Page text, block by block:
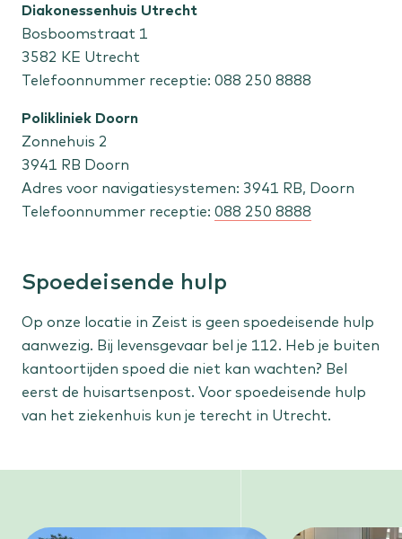
Diakonessenhuis Utrecht
Bosboomstraat 1
3582 KE Utrecht
Telefoonnummer receptie: 088 250 8888
Polikliniek Doorn
Zonnehuis 2
3941 RB Doorn
Adres voor navigatiesystemen: 3941 RB, Doorn
Telefoonnummer receptie: 088 250 8888
Spoedeisende hulp
Op onze locatie in Zeist is geen spoedeisende hulp
aanwezig. Bij levensgevaar bel je 112. Heb je buiten
kantoortijden spoed die niet kan wachten? Bel
eerst de huisartsenpost. Voor spoedeisende hulp
van het ziekenhuis kun je terecht in Utrecht.